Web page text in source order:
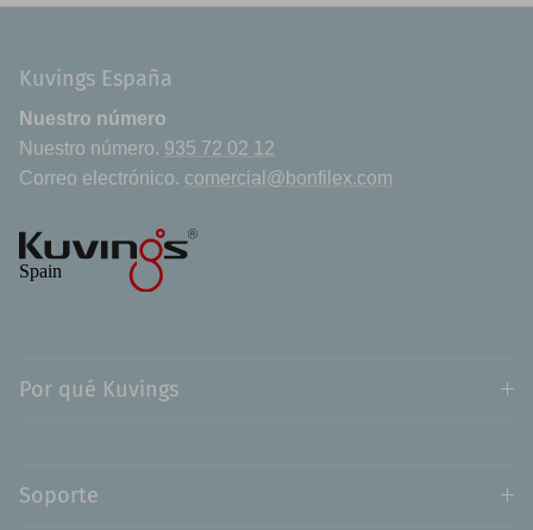
Kuvings España
Nuestro número
Nuestro número. 935 72 02 12
Correo electrónico. comercial@bonfilex.com
Por qué Kuvings
Soporte